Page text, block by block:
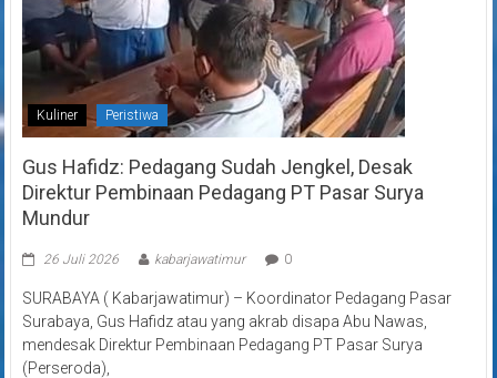
Kuliner Peristiwa
Gus Hafidz: Pedagang Sudah Jengkel, Desak
Direktur Pembinaan Pedagang PT Pasar Surya
Mundur
26 Juli 2026 kabarjawatimur 0
SURABAYA ( Kabarjawatimur) – Koordinator Pedagang Pasar
Surabaya, Gus Hafidz atau yang akrab disapa Abu Nawas,
mendesak Direktur Pembinaan Pedagang PT Pasar Surya
(Perseroda),